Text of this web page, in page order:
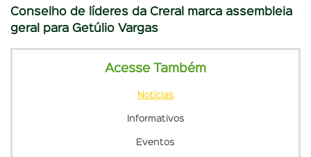
Conselho de líderes da Creral marca assembleia
geral para Getúlio Vargas
Acesse Também
Notícias
Informativos
Eventos